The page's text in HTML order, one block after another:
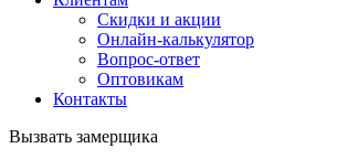
Скидки и акции
Онлайн-калькулятор
Вопрос-ответ
Оптовикам
Контакты
Вызвать замерщика